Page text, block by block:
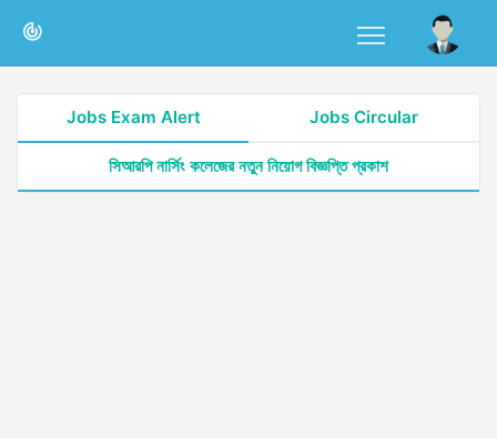
Jobs Exam Alert Jobs Circular
সিআরপি নার্সিং কলেজের নতুন নিয়োগ বিজ্ঞপ্তি প্রকাশ